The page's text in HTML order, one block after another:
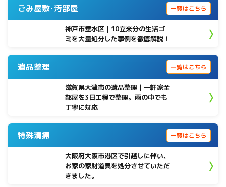
ごみ屋敷･汚部屋 一覧はこちら
神戸市垂水区 | 10立米分の生活ゴ
ミを大量処分した事例を徹底解説！
遺品整理 一覧はこちら
滋賀県大津市の遺品整理｜一軒家全
部屋を3日工程で整理。雨の中でも
丁寧に対応
特殊清掃 一覧はこちら
大阪府大阪市港区で引越しに伴い、
お家の家財道具を処分させていただ
きました。